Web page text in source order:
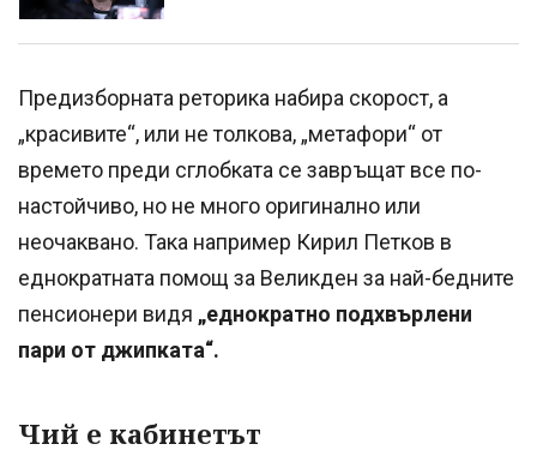
Предизборната реторика набира скорост, а
„красивите“, или не толкова, „метафори“ от
времето преди сглобката се завръщат все по-
настойчиво, но не много оригинално или
неочаквано. Така например Кирил Петков в
еднократната помощ за Великден за най-бедните
пенсионери видя „еднократно подхвърлени
пари от джипката“.
Чий е кабинетът